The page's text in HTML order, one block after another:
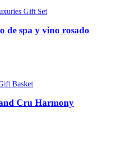
de spa y vino rosado
Cru Harmony